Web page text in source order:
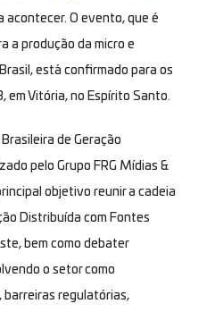
acontecer. O evento, que é
a produção da micro e
está confirmado para os
em Vitória, no Espírito Santo.
de Geração
pelo Grupo FRG Mídias &
objetivo reunir a cadeia
Distribuída com Fontes
bem como debater
o setor como
barreiras regulatórias,